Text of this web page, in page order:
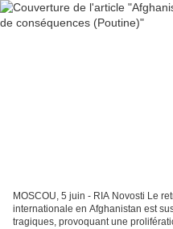
MOSCOU, 5 juin - RIA Novosti Le
internationale en Afghanistan est
tragiques, provoquant une